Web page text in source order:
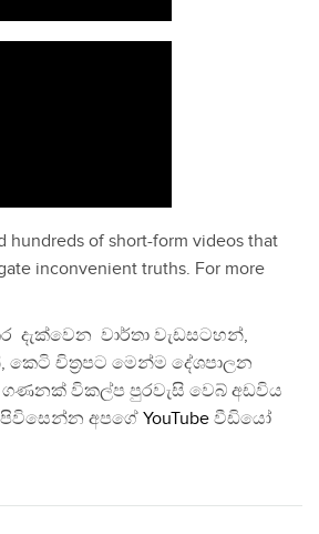
hundreds of short-form videos that
inconvenient truths. For more
දැක්වෙන වාර්තා වැඩසටහන්,
කෙටි චිත්‍රපට මෙන්ම දේශපාලන
ගණනක් විකල්ප පුරවැසි වෙබ් අඩවිය
අපගේ YouTube වීඩියෝ